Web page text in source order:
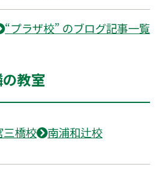
“プラザ校” のブログ記事一覧
教室
三橋校
南浦和辻校